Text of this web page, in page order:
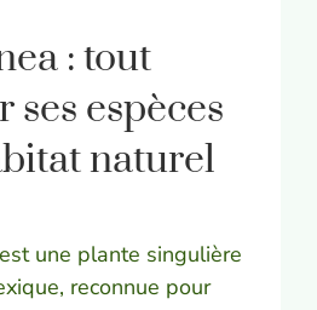
: tout
ses espèces
naturel
une plante singulière
reconnue pour